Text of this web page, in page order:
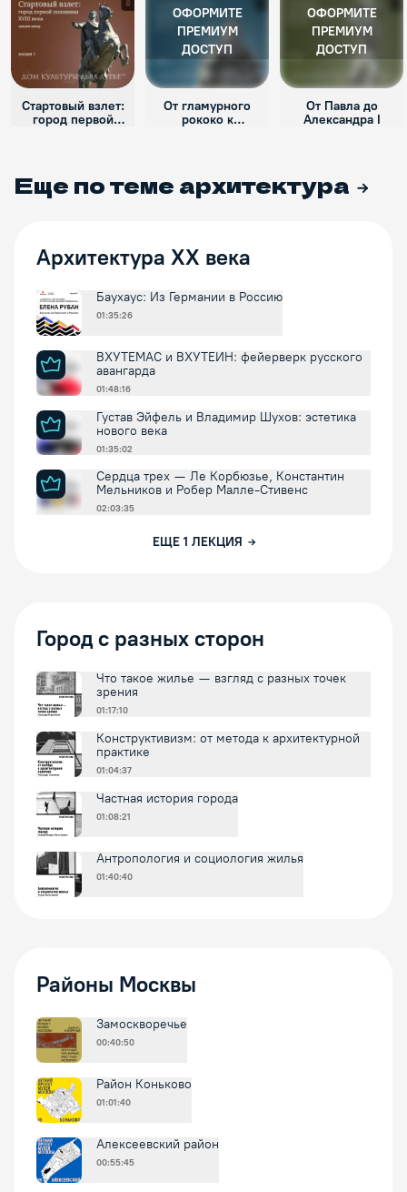
Стартовый взлет:
город первой
ОФОРМИТЕ
ПРЕМИУМ
ДОСТУП
От гламурного
рококо к
ОФОРМИТЕ
ПРЕМИУМ
ДОСТУП
От Павла до
Александра I
Еще по теме архитектура
Архитектура XX века
Баухаус: Из Германии в Россию
01:35:26
ВХУТЕМАС и ВХУТЕИН: фейерверк русского
авангарда
01:48:16
Густав Эйфель и Владимир Шухов: эстетика
нового века
01:35:02
Сердца трех — Ле Корбюзье, Константин
Мельников и Робер Малле-Стивенс
02:03:35
ЕЩЕ 1 ЛЕКЦИЯ
Город с разных сторон
Что такое жилье — взгляд с разных точек
зрения
01:17:10
Конструктивизм: от метода к архитектурной
практике
01:04:37
Частная история города
01:08:21
Антропология и социология жилья
01:40:40
Районы Москвы
Замоскворечье
00:40:50
Район Коньково
01:01:40
Алексеевский район
00:55:45